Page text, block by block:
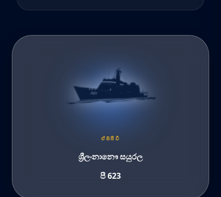
ඒඹ්පීවී
ශ්‍රීලංනානෞ සයුරල
පී 623